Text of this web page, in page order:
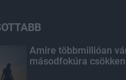
Amire többmillióan
másodfokúra